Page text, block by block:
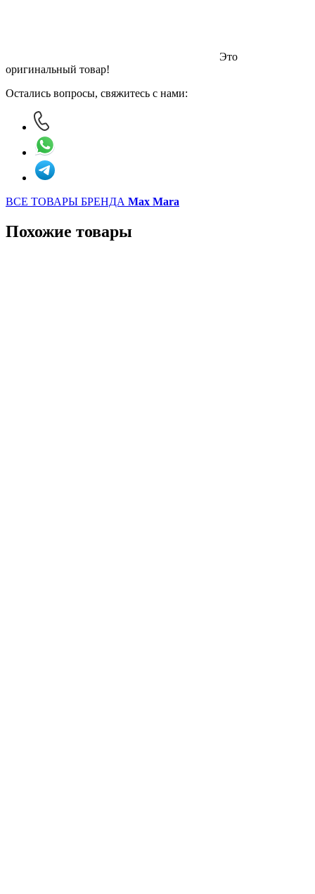
Это
оригинальный товар!
Остались вопросы, свяжитесь с нами:
ВСЕ ТОВАРЫ БРЕНДА Max Mara
Похожие товары